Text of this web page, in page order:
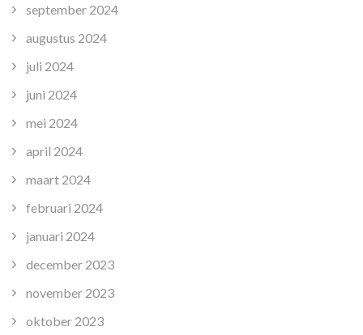
september 2024
augustus 2024
juli 2024
juni 2024
mei 2024
april 2024
maart 2024
februari 2024
januari 2024
december 2023
november 2023
oktober 2023